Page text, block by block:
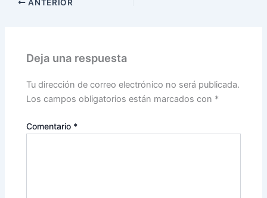
ANTERIOR
Deja una respuesta
Tu dirección de correo electrónico no será publicada.
Los campos obligatorios están marcados con *
Comentario *